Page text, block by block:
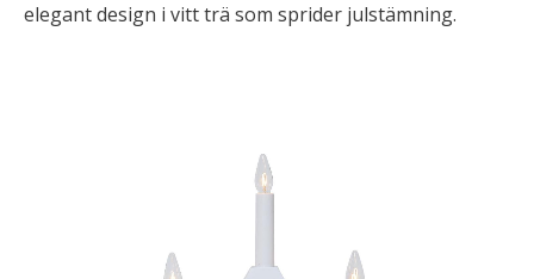
elegant design i vitt trä som sprider julstämning.